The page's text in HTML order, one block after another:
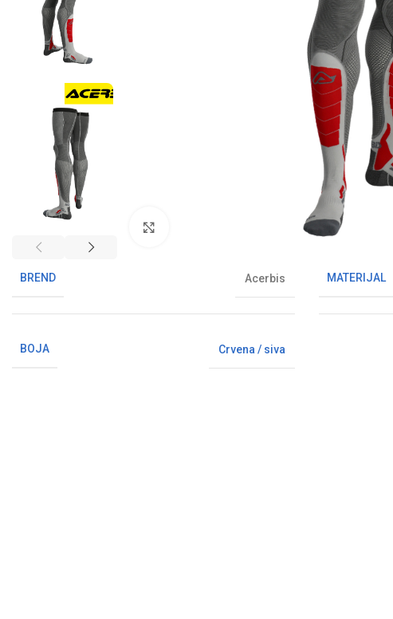
BREND Acerbis MATERIJAL
BOJA Crvena / siva